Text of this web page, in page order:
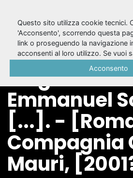
Variazioni
Emmanuel
[...]. -
Compagnia
Mauri,
Questo sito utilizza cookie tecnici.
'Acconsento', scorrendo questa
link o proseguendo la navigazione
acconsenti al loro utilizzo. Se vuoi
Acconsento